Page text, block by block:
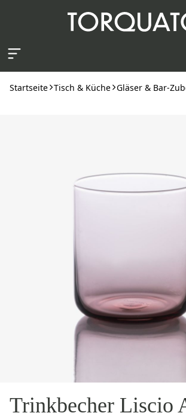
Startseite Tisch & Küche Gläser & Bar-
Trinkbecher Liscio